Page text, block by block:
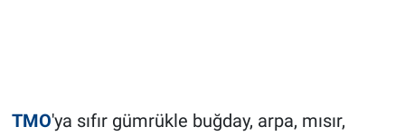
TMO'ya sıfır gümrükle buğday, arpa, mısır,